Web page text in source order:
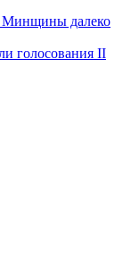
Минщины далеко
голосования II